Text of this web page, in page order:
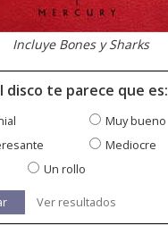
Incluye Bones y Sharks
disco te parece que es:
Muy bueno
Mediocre
Un rollo
Ver resultados